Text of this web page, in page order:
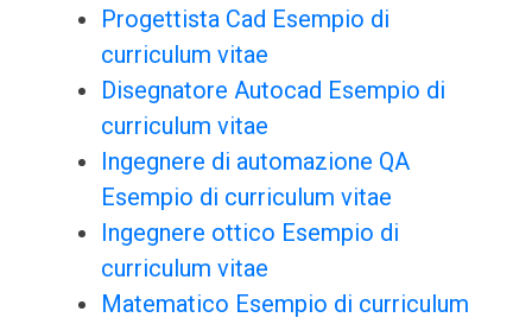
Progettista Cad Esempio di
curriculum vitae
Disegnatore Autocad Esempio di
curriculum vitae
Ingegnere di automazione QA
Esempio di curriculum vitae
Ingegnere ottico Esempio di
curriculum vitae
Matematico Esempio di curriculum